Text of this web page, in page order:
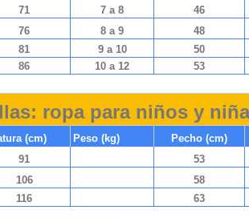
71 7 a 8
46
76 8 a 9
48
81 9 a 10
50
86 10 a 12 53
ropa para niños y
(cm) Peso (kg)
Pecho (cm)
91
53
106
58
116 63